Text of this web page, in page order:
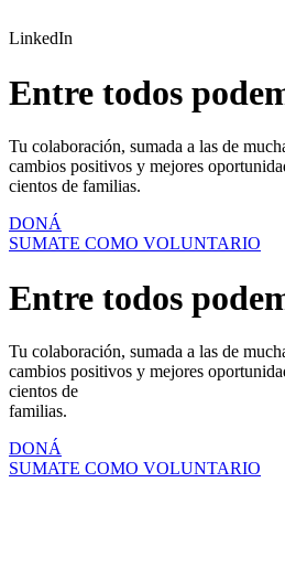
LinkedIn
Entre todos
Tu colaboración, sumada a las de
cambios positivos y mejores
cientos de familias.
DONÁ
SUMATE COMO VOLUNTARIO
Entre todos
Tu colaboración, sumada a las de
cambios positivos y mejores
cientos de
familias.
DONÁ
SUMATE COMO VOLUNTARIO